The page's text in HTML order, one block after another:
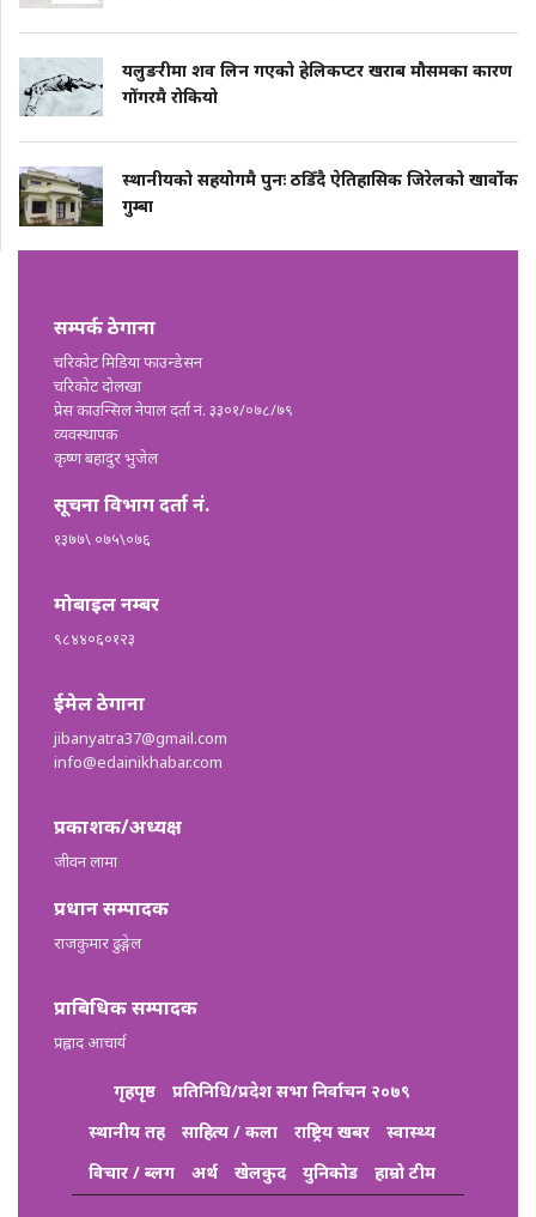
यलुङरीमा शव लिन गएको हेलिकप्टर खराब मौसमका कारण
गोंगरमै रोकियो
स्थानीयको सहयोगमै पुनः ठडिँदै ऐतिहासिक जिरेलको खार्वोक
गुम्बा
सम्पर्क ठेगाना
चरिकोट मिडिया फाउन्डेसन
चरिकोट दोलखा
प्रेस काउन्सिल नेपाल दर्ता नं. ३३०१/०७८/७९
व्यवस्थापक
कृष्ण बहादुर भुजेल
सूचना विभाग दर्ता नं.
१३७७\ ०७५\०७६
मोबाइल नम्बर
९८४४०६०१२३
ईमेल ठेगाना
jibanyatra37@gmail.com
info@edainikhabar.com
प्रकाशक/अध्यक्ष
जीवन लामा
प्रधान सम्पादक
राजकुमार ढुङ्गेल
प्राबिधिक सम्पादक
प्रह्लाद आचार्य
गृहपृष्ठ
प्रतिनिधि/प्रदेश सभा निर्वाचन २०७९
स्थानीय तह
साहित्य / कला राष्ट्रिय खबर
स्वास्थ्य
विचार / ब्लग
अर्थ खेलकुद युनिकोड हाम्रो टीम